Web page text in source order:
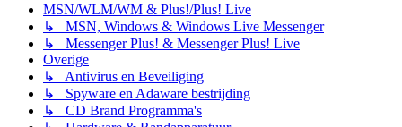
MSN/WLM/WM & Plus!/Plus! Live
↳ MSN, Windows & Windows Live Messenger
↳ Messenger Plus! & Messenger Plus! Live
Overige
↳ Antivirus en Beveiliging
↳ Spyware en Adaware bestrijding
↳ CD Brand Programma's